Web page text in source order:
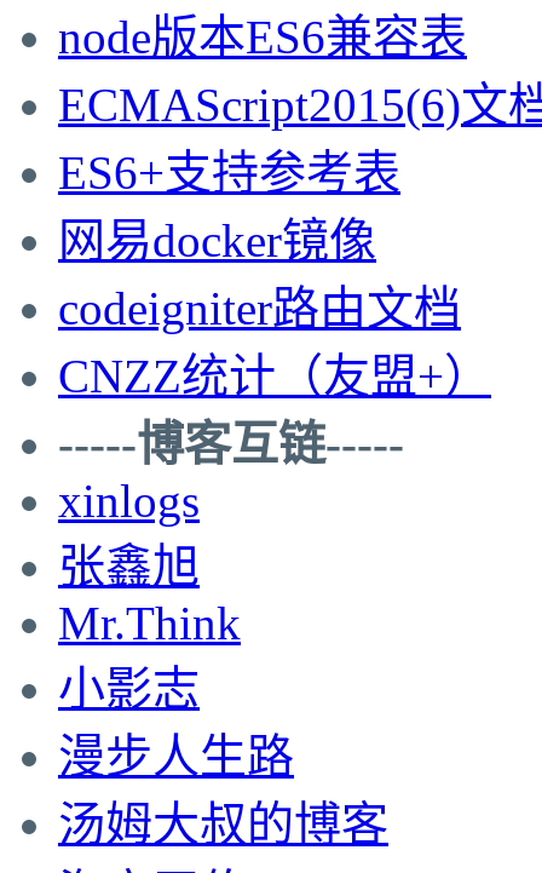
node版本ES6兼容表
ECMAScript2015(6)文
ES6+支持参考表
网易docker镜像
codeigniter路由文档
CNZZ统计（友盟+）
-----博客互链-----
xinlogs
张鑫旭
Mr.Think
小影志
漫步人生路
汤姆大叔的博客